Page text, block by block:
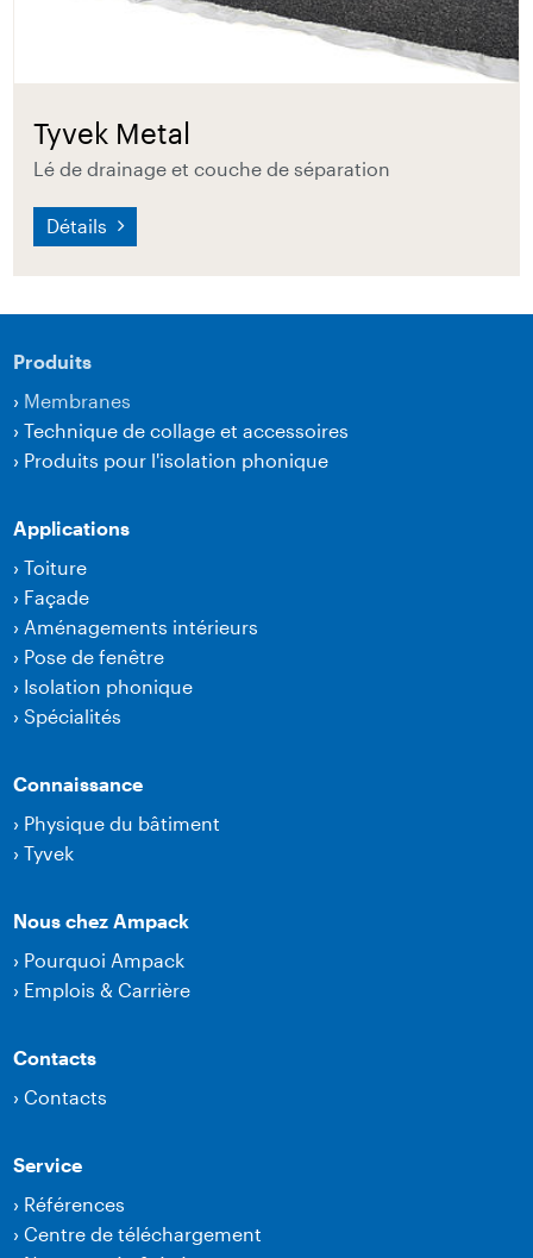
Tyvek Metal
Lé de drainage et couche de séparation
Détails
Produits
› Membranes
›Technique de collage et accessoires
› Produits pour l'isolation phonique
Applications
›Toiture
› Façade
› Aménagements intérieurs
› Pose de fenêtre
› Isolation phonique
›Spécialités
Connaissance
› Physique du bâtiment
›Tyvek
Nous chez Ampack
› Pourquoi Ampack
› Emplois & Carrière
Contacts
›Contacts
Service
› Références
›Centre de téléchargement